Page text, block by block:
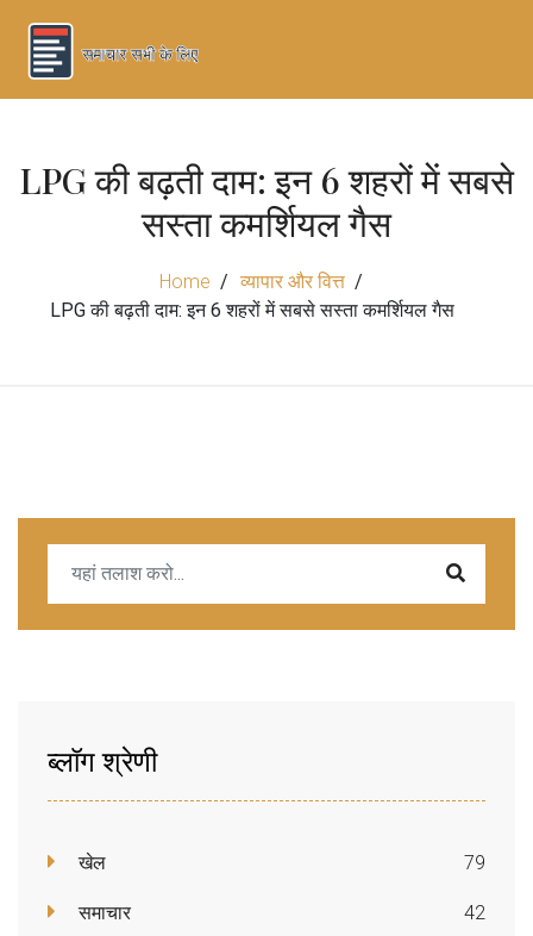
LPG की बढ़ती दाम: इन 6 शहरों में सबसे
सस्ता कमर्शियल गैस
Home
व्यापार और वित्त
LPG की बढ़ती दाम: इन 6 शहरों में सबसे सस्ता कमर्शियल गैस
ब्लॉग श्रेणी
खेल 79
समाचार 42